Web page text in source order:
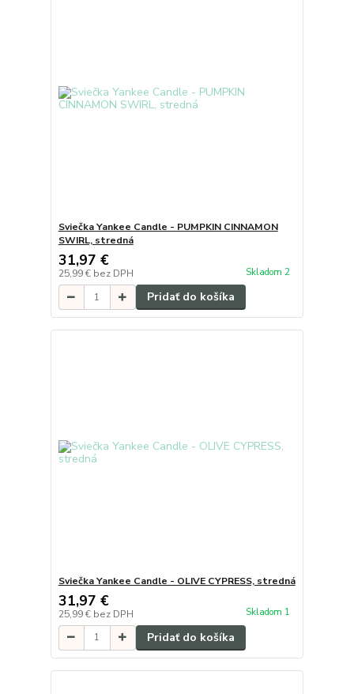
Sviečka Yankee Candle - PUMPKIN CINNAMON
SWIRL, stredná
31,97 €
25,99 € bez DPH Skladom 2
Pridať do košíka
Sviečka Yankee Candle - OLIVE CYPRESS, stredná
31,97 €
25,99 € bez DPH Skladom 1
Pridať do košíka